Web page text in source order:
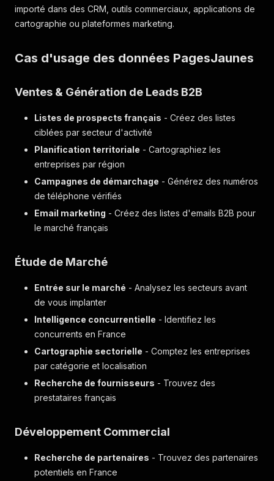
importé dans des CRM, outils commerciaux, applications de
cartographie ou plateformes marketing.
Cas d'usage des données PagesJaunes
Ventes & Génération de Leads B2B
Listes de prospects français - Créez des listes
ciblées par secteur d'activité
Planification territoriale - Cartographiez les
entreprises par région
Campagnes de démarchage - Générez des numéros
de téléphone vérifiés
Email marketing - Créez des listes d'emails B2B pour
le marché français
Étude de Marché
Entrée sur le marché - Analysez les secteurs avant
de vous implanter
Intelligence concurrentielle - Identifiez les
concurrents en France
Cartographie sectorielle - Comptez les entreprises
par catégorie et localisation
Recherche de fournisseurs - Trouvez des
prestataires français
Développement Commercial
Recherche de partenaires - Trouvez des partenaires
potentiels en France